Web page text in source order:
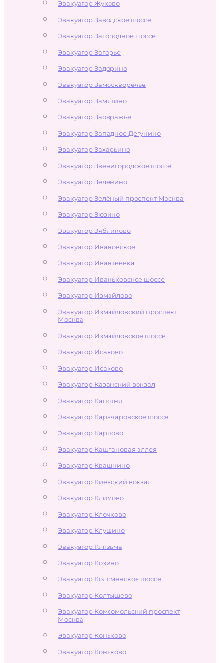
Эвакуатор Жуково
Эвакуатор Заводское шоссе
Эвакуатор Загородное шоссе
Эвакуатор Загорье
Эвакуатор Задорино
Эвакуатор Замоскворечье
Эвакуатор Замятино
Эвакуатор Заовражье
Эвакуатор Западное Дегунино
Эвакуатор Захарьино
Эвакуатор Звенигородское шоссе
Эвакуатор Зеленино
Эвакуатор Зелёный проспект Москва
Эвакуатор Зюзино
Эвакуатор Зябликово
Эвакуатор Ивановское
Эвакуатор Ивантеевка
Эвакуатор Иваньковское шоссе
Эвакуатор Измайлово
Эвакуатор Измайловский проспект
Москва
Эвакуатор Измайловское шоссе
Эвакуатор Исаково
Эвакуатор Исаково
Эвакуатор Казанский вокзал
Эвакуатор Капотня
Эвакуатор Карачаровское шоссе
Эвакуатор Карпово
Эвакуатор Каштановая аллея
Эвакуатор Квашнино
Эвакуатор Киевский вокзал
Эвакуатор Климово
Эвакуатор Клочково
Эвакуатор Клушино
Эвакуатор Клязьма
Эвакуатор Козино
Эвакуатор Коломенское шоссе
Эвакуатор Колтышево
Эвакуатор Комсомольский проспект
Москва
Эвакуатор Коньково
Эвакуатор Коньково